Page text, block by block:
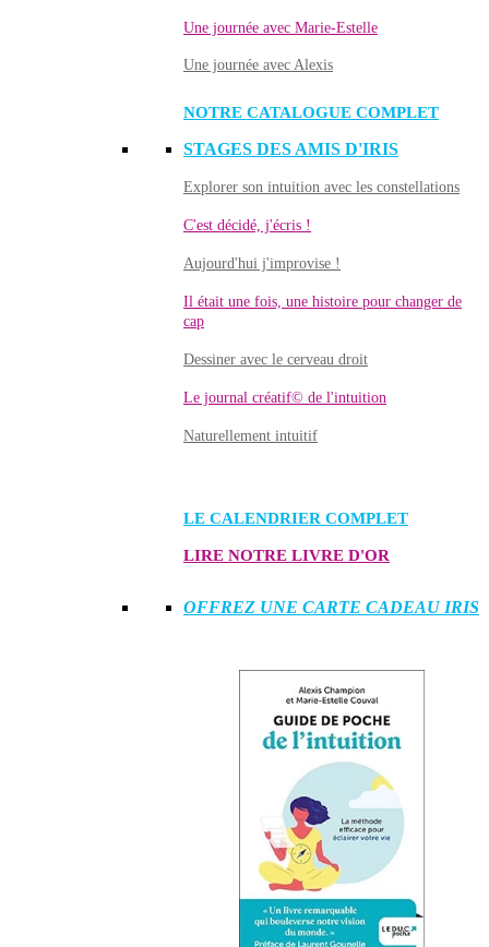
Une journée avec Marie-Estelle
Une journée avec Alexis
NOTRE CATALOGUE COMPLET
STAGES DES AMIS D'IRIS
Explorer son intuition avec les constellations
C'est décidé, j'écris !
Aujourd'hui j'improvise !
Il était une fois, une histoire pour changer de
cap
Dessiner avec le cerveau droit
Le journal créatif© de l'intuition
Naturellement intuitif
LE CALENDRIER COMPLET
LIRE NOTRE LIVRE D'OR
OFFREZ UNE CARTE CADEAU IRIS